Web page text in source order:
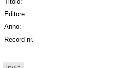
Editore:
Anno:
Record nr.